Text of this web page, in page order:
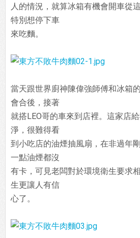
人的情況，就算冰箱有機會開車從
特別想停下車
來吃麵。
當天跟世界廚神陳偉強師傅和冰箱
會合後，接著
就搭LEO哥的車來到店裡。這家店
淨，很難得看
到小吃店的油煙抽風扇，在非過年
一點油煙都沒
有卡，可見老闆對於環境衛生要求
生更讓人有信
心了。